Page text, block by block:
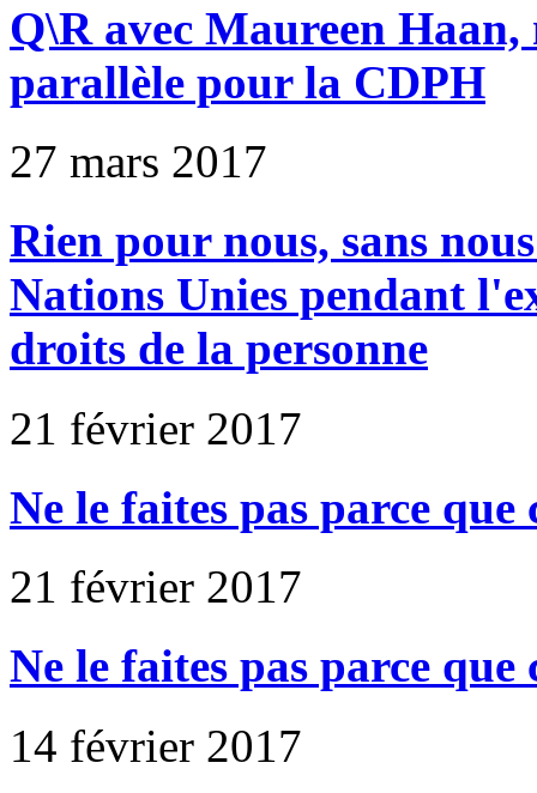
Q\R avec Maureen
parallèle pour la CDPH
27 mars 2017
Rien pour nous, sans
Nations Unies pendant
droits de la personne
21 février 2017
Ne le faites pas parce que
21 février 2017
Ne le faites pas parce que
14 février 2017